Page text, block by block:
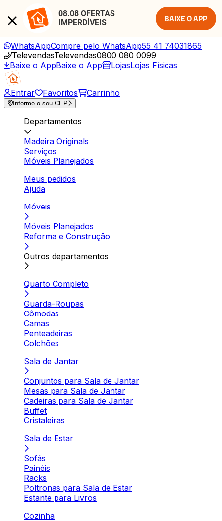
08.08 OFERTAS
IMPERDÍVEIS
BAIXE O APP
WhatsAppCompre pelo WhatsApp55 41 74031865
TelevendasTelevendas0800 080 0099
Baixe o AppBaixe o App LojasLojas Físicas
Entrar Favoritos Carrinho
Informe o seu CEP
Departamentos
Madeira Originals
Serviços
Móveis Planejados
Meus pedidos
Ajuda
Móveis
Móveis Planejados
Reforma e Construção
Outros departamentos
Quarto Completo
Guarda-Roupas
Cômodas
Camas
Penteadeiras
Colchões
Sala de Jantar
Conjuntos para Sala de Jantar
Mesas para Sala de Jantar
Cadeiras para Sala de Jantar
Buffet
Cristaleiras
Sala de Estar
Sofás
Painéis
Racks
Poltronas para Sala de Estar
Estante para Livros
Cozinha